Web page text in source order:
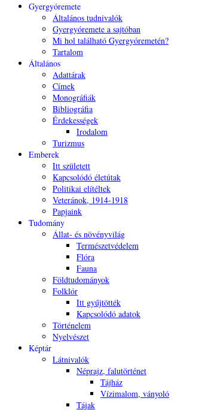
Gyergyóremete
Általános tudnivalók
Gyergyóremete a sajtóban
Mi hol található Gyergyóremetén?
Tartalom
Általános
Adattárak
Címek
Monográfiák
Bibliográfia
Érdekességek
Irodalom
Turizmus
Emberek
Itt született
Kapcsolódó életútak
Politikai elítéltek
Veteránok, 1914-1918
Papjaink
Tudomány
Állat- és növényvilág
Természetvédelem
Flóra
Fauna
Földtudományok
Folklór
Itt gyűjtötték
Kapcsolódó adatok
Történelem
Nyelvészet
Képtár
Látnivalók
Néprajz, falutörténet
Tájház
Vízimalom, ványoló
Tájak